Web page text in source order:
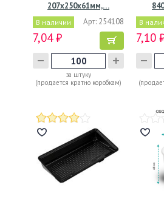
207х250х61мм,…
В наличии Арт: 254108
7,04 ₽
за штуку
(продается кратно коробкам)
В
7,10